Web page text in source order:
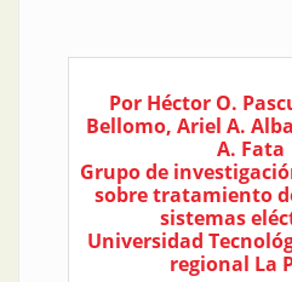
Por Héctor O.
Bellomo, Ariel A.
A. Fata
Grupo de
sobre tratamiento
sistemas
Universidad
regional La